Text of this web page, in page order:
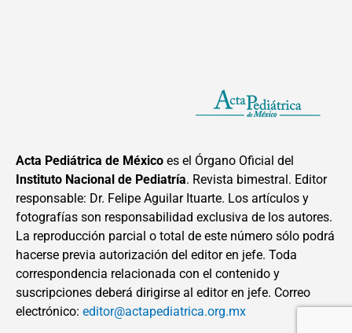
Acta Pediátrica de México es el Órgano Oficial del
Instituto Nacional de Pediatría. Revista bimestral. Editor
responsable: Dr. Felipe Aguilar Ituarte. Los artículos y
fotografías son responsabilidad exclusiva de los autores.
La reproducción parcial o total de este número sólo podrá
hacerse previa autorización del editor en jefe. Toda
correspondencia relacionada con el contenido y
suscripciones deberá dirigirse al editor en jefe. Correo
electrónico: editor@actapediatrica.org.mx